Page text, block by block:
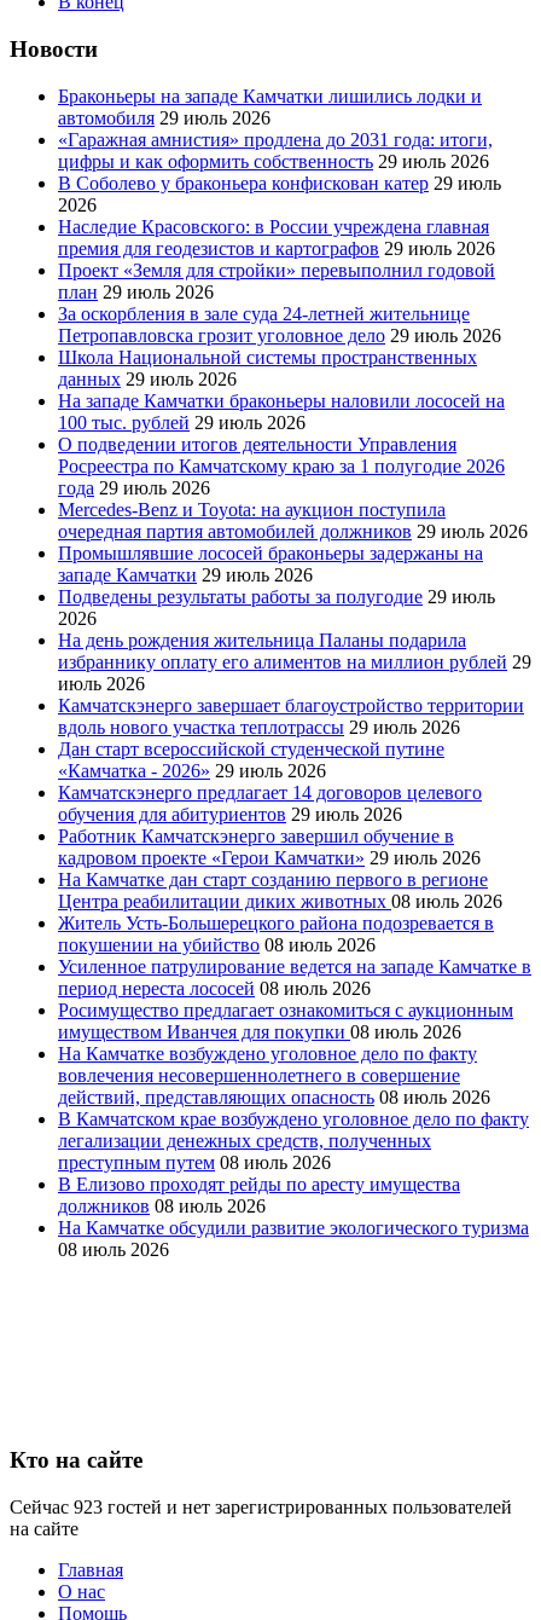
Новости
Браконьеры на западе Камчатки лишились лодки и
автомобиля 29 июль 2026
«Гаражная амнистия» продлена до 2031 года: итоги,
цифры и как оформить собственность 29 июль 2026
В Соболево у браконьера конфискован катер 29 июль
2026
Наследие Красовского: в России учреждена главная
премия для геодезистов и картографов 29 июль 2026
Проект «Земля для стройки» перевыполнил годовой
план 29 июль 2026
За оскорбления в зале суда 24-летней жительнице
Петропавловска грозит уголовное дело 29 июль 2026
Школа Национальной системы пространственных
данных 29 июль 2026
На западе Камчатки браконьеры наловили лососей на
100 тыс. рублей 29 июль 2026
О подведении итогов деятельности Управления
Росреестра по Камчатскому краю за 1 полугодие 2026
года 29 июль 2026
Mercedes-Benz и Toyota: на аукцион поступила
очередная партия автомобилей должников 29 июль 2026
Промышлявшие лососей браконьеры задержаны на
западе Камчатки 29 июль 2026
Подведены результаты работы за полугодие 29 июль
2026
На день рождения жительница Паланы подарила
избраннику оплату его алиментов на миллион рублей 29
июль 2026
Камчатскэнерго завершает благоустройство территории
вдоль нового участка теплотрассы 29 июль 2026
Дан старт всероссийской студенческой путине
«Камчатка - 2026» 29 июль 2026
Камчатскэнерго предлагает 14 договоров целевого
обучения для абитуриентов 29 июль 2026
Работник Камчатскэнерго завершил обучение в
кадровом проекте «Герои Камчатки» 29 июль 2026
На Камчатке дан старт созданию первого в регионе
Центра реабилитации диких животных 08 июль 2026
Житель Усть-Большерецкого района подозревается в
покушении на убийство 08 июль 2026
Усиленное патрулирование ведется на западе Камчатке в
период нереста лососей 08 июль 2026
Росимущество предлагает ознакомиться с аукционным
имуществом Иванчея для покупки 08 июль 2026
На Камчатке возбуждено уголовное дело по факту
вовлечения несовершеннолетнего в совершение
действий, представляющих опасность 08 июль 2026
В Камчатском крае возбуждено уголовное дело по факту
легализации денежных средств, полученных
преступным путем 08 июль 2026
В Елизово проходят рейды по аресту имущества
должников 08 июль 2026
На Камчатке обсудили развитие экологического туризма
08 июль 2026
Кто на сайте
Сейчас 923 гостей и нет зарегистрированных пользователей
на сайте
Главная
О нас
Помощь